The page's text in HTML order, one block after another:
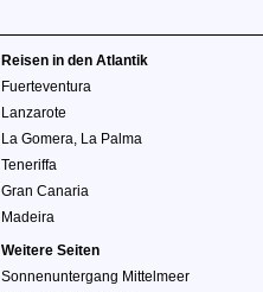
Reisen in den Atlantik
Fuerteventura
Lanzarote
La Gomera La Palma
Teneriffa
Gran Canaria
Madeira
Weitere Seiten
Sonnenuntergang Mittelmeer